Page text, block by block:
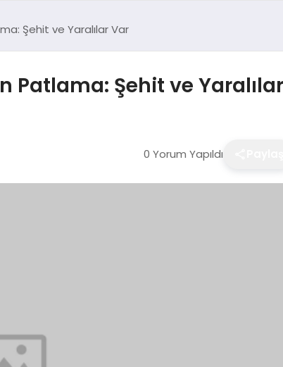
Şehit ve Yaralılar Var
Patlama: Şehit ve
0 Yorum Yapıldı